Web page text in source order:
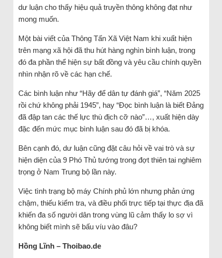
dư luận cho thấy hiệu quả truyền thông không đạt như
mong muốn.
Một bài viết của Thông Tấn Xã Việt Nam khi xuất hiện
trên mạng xã hội đã thu hút hàng nghìn bình luận, trong
đó đa phần thể hiện sự bất đồng và yêu cầu chính quyền
nhìn nhận rõ về các hạn chế.
Các bình luận như “Hãy để dân tự đánh giá”, “Năm 2025
rồi chứ không phải 1945”, hay “Đọc bình luận là biết Đảng
đã đập tan các thế lực thù địch cỡ nào”…, xuất hiện dày
đặc đến mức mục bình luận sau đó đã bị khóa.
Bên cạnh đó, dư luận cũng đặt câu hỏi về vai trò và sự
hiện diện của 9 Phó Thủ tướng trong đợt thiên tai nghiêm
trọng ở Nam Trung bộ lần này.
Việc tình trạng bộ máy Chính phủ lớn nhưng phản ứng
chậm, thiếu kiểm tra, và điều phối trực tiếp tại thực địa đã
khiến đa số người dân trong vùng lũ cảm thấy lo sợ vì
không biết mình sẽ bấu víu vào đâu?
Hồng Lĩnh – Thoibao.de